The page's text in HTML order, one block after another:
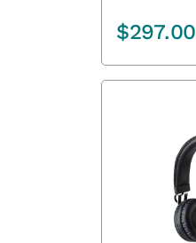
$297.00